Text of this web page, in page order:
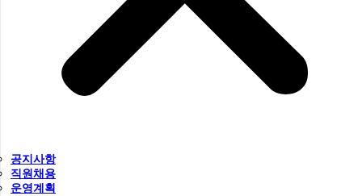
공지사항
직원채용
운영계획